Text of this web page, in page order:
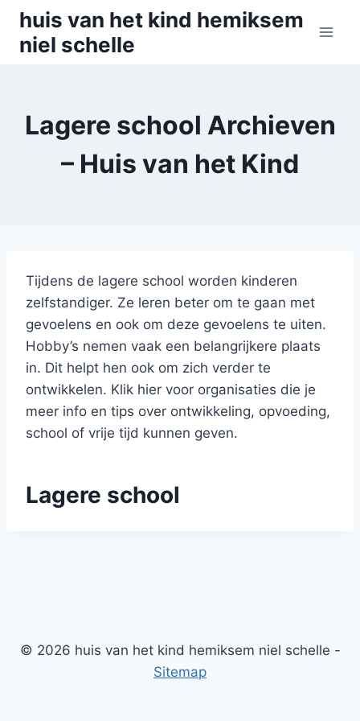
Skip
content
huis van het kind hemiksem
niel schelle
Lagere school Archieven
– Huis van het Kind
Tijdens de lagere school worden kinderen
zelfstandiger. Ze leren beter om te gaan met
gevoelens en ook om deze gevoelens te uiten.
Hobby’s nemen vaak een belangrijkere plaats
in. Dit helpt hen ook om zich verder te
ontwikkelen. Klik hier voor organisaties die je
meer info en tips over ontwikkeling, opvoeding,
school of vrije tijd kunnen geven.
Lagere school
© 2026 huis van het kind hemiksem niel schelle -
Sitemap